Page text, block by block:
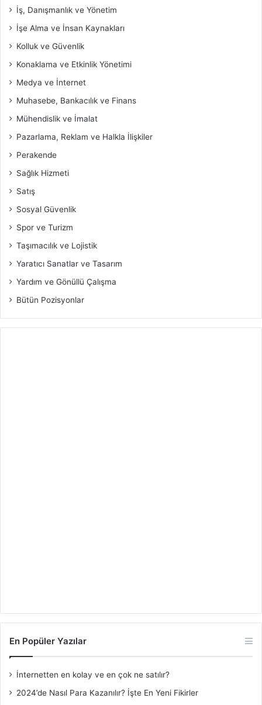
İş, Danışmanlık ve Yönetim
İşe Alma ve İnsan Kaynakları
Kolluk ve Güvenlik
Konaklama ve Etkinlik Yönetimi
Medya ve İnternet
Muhasebe, Bankacılık ve Finans
Mühendislik ve İmalat
Pazarlama, Reklam ve Halkla İlişkiler
Perakende
Sağlık Hizmeti
Satış
Sosyal Güvenlik
Spor ve Turizm
Taşımacılık ve Lojistik
Yaratıcı Sanatlar ve Tasarım
Yardım ve Gönüllü Çalışma
Bütün Pozisyonlar
En Popüler Yazılar
İnternetten en kolay ve en çok ne satılır?
2024’de Nasıl Para Kazanılır? İşte En Yeni Fikirler